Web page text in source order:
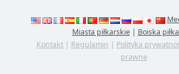
Miasta piłkarskie| Boiska
Kontakt | Regulamin | Polityka
prawne